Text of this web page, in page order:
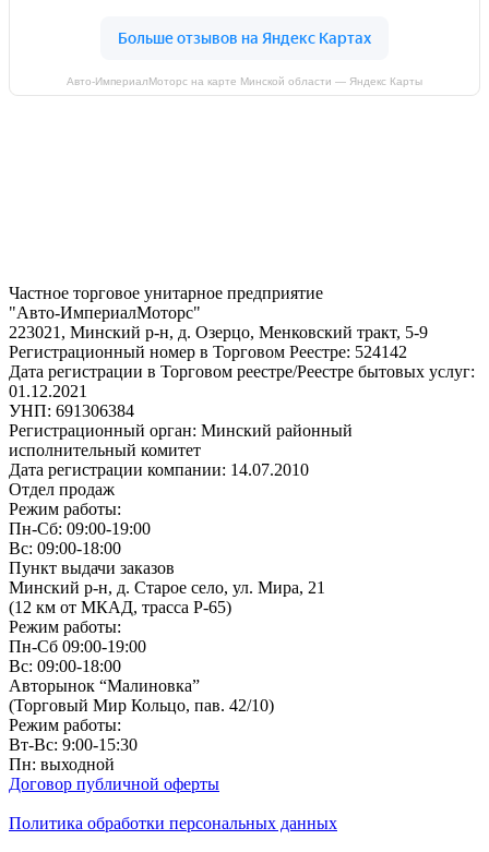
Авто-ИмпериалМоторс на карте Минской области — Яндекс Карты
Частное торговое унитарное предприятие
"Авто-ИмпериалМоторс"
223021, Минский р-н, д. Озерцо, Менковский тракт, 5-9
Регистрационный номер в Торговом Реестре: 524142
Дата регистрации в Торговом реестре/Реестре бытовых услуг:
01.12.2021
УНП: 691306384
Регистрационный орган: Минский районный
исполнительный комитет
Дата регистрации компании: 14.07.2010
Отдел продаж
Режим работы:
Пн-Сб: 09:00-19:00
Вс: 09:00-18:00
Пункт выдачи заказов
Минский р-н, д. Старое село, ул. Мира, 21
(12 км от МКАД, трасса P-65)
Режим работы:
Пн-Сб 09:00-19:00
Вс: 09:00-18:00
Авторынок “Малиновка”
(Торговый Мир Кольцо, пав. 42/10)
Режим работы:
Вт-Вс: 9:00-15:30
Пн: выходной
Договор публичной оферты
Политика обработки персональных данных